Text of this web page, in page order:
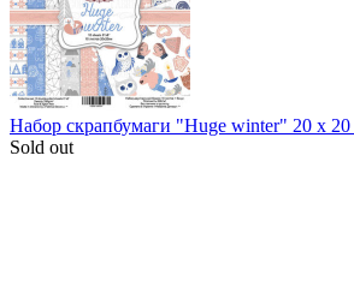
Набор скрапбумаги "Huge winter" 20 x
Sold out